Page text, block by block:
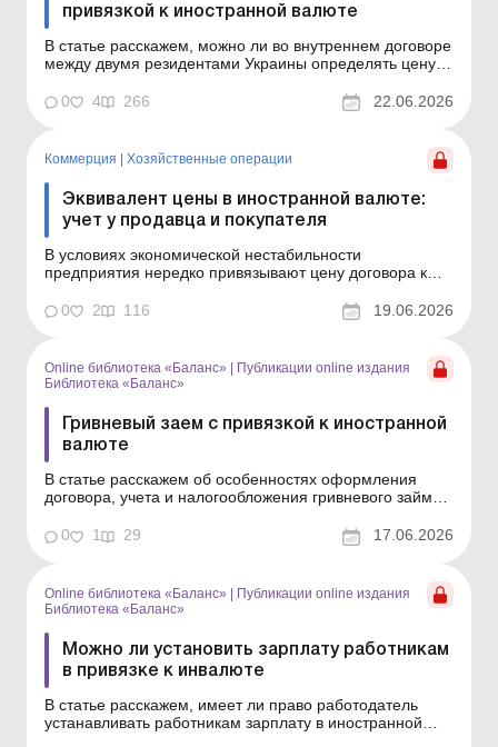
привязкой к иностранной валюте
В статье расскажем, можно ли во внутреннем договоре
между двумя резидентами Украины определять цену с
практические советы по формулировкам в договоре.
На момент заключения договора стороны должны
частности цену...
0 4 266 22.06.2026
Коммерция Хозяйственные операции
Эквивалент цены в иностранной валюте:
учет у продавца и покупателя
В условиях экономической нестабильности
предприятия нередко привязывают цену договора к
колебаний курса. В статье рассмотрим особенности
бухгалтерского и налогового учета таких операций у
нестабильна, субъ...
0 2 116 19.06.2026
Online библиотека «Баланс»
Публикации online издания
Библиотека «Баланс»
Гривневый заем с привязкой к иностранной
валюте
В статье расскажем об особенностях оформления
договора, учета и налогообложения гривневого займа с
«Расчеты в иностранной валюте» Во времена
финансовой нестабильности субъекты хозяйствования
гривневого...
0 1 29 17.06.2026
Online библиотека «Баланс» | Публикации online издания
Библиотека «Баланс»
Можно ли установить зарплату работникам
в привязке к инвалюте
В статье расскажем, имеет ли право работодатель
устанавливать работникам зарплату в иностранной